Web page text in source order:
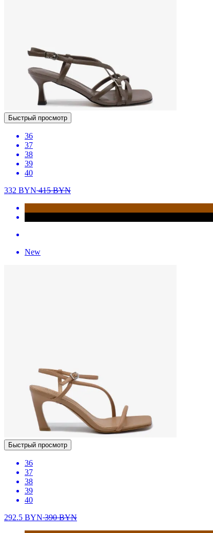
Быстрый просмотр
36
37
38
39
40
332 BYN415BYN
New
Быстрый просмотр
36
37
38
39
40
292.5 BYN390BYN